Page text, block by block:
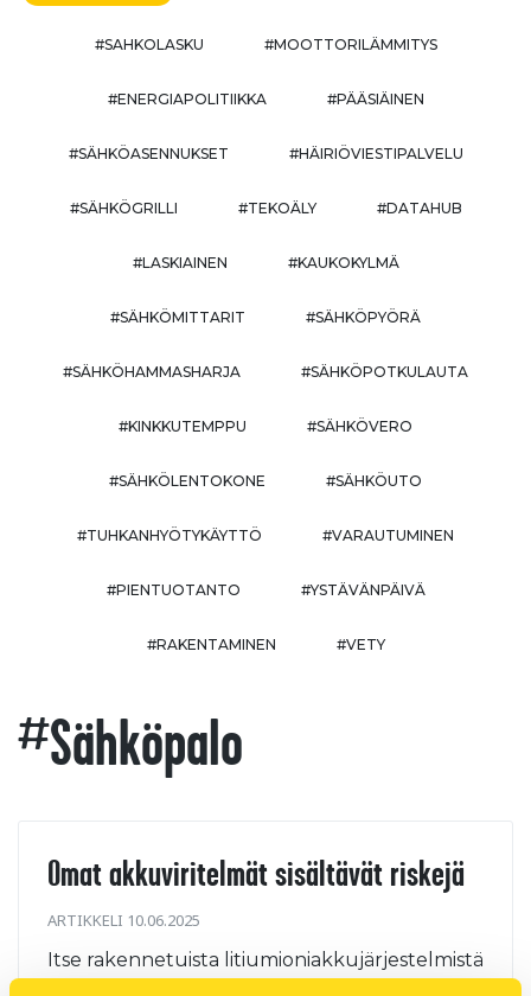
#SAHKOLASKU #MOOTTORILÄMMITYS
#ENERGIAPOLITIIKKA #PÄÄSIÄINEN
#SÄHKÖASENNUKSET #HÄIRIÖVIESTIPALVELU
#SÄHKÖGRILLI #TEKOÄLY #DATAHUB
#LASKIAINEN #KAUKOKYLMÄ
#SÄHKÖMITTARIT #SÄHKÖPYÖRÄ
#SÄHKÖHAMMASHARJA #SÄHKÖPOTKULAUTA
#KINKKUTEMPPU #SÄHKÖVERO
#SÄHKÖLENTOKONE #SÄHKÖUTO
#TUHKANHYÖTYKÄYTTÖ #VARAUTUMINEN
#PIENTUOTANTO #YSTÄVÄNPÄIVÄ
#RAKENTAMINEN #VETY
#sähköpalo
Omat akkuviritelmät sisältävät riskejä
ARTIKKELI 10.06.2025
Itse rakennetuista litiumioniakkujärjestelmistä